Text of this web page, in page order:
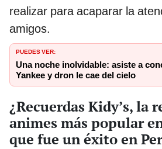
realizar para acaparar la
amigos.
PUEDES VER:
Una noche inolvidable: asiste a
Yankee y dron le cae del cielo
¿Recuerdas Kidy’s, la
animes más popular
que fue un éxito en